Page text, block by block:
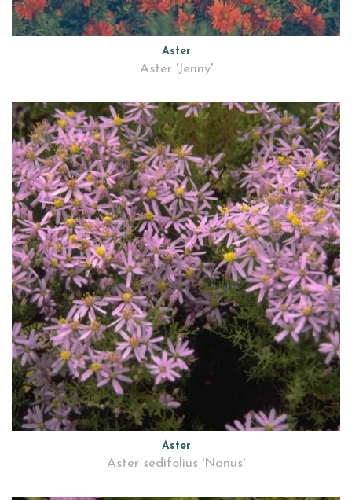
Aster
Aster 'Jenny'
Aster
Aster sedifolius 'Nanus'